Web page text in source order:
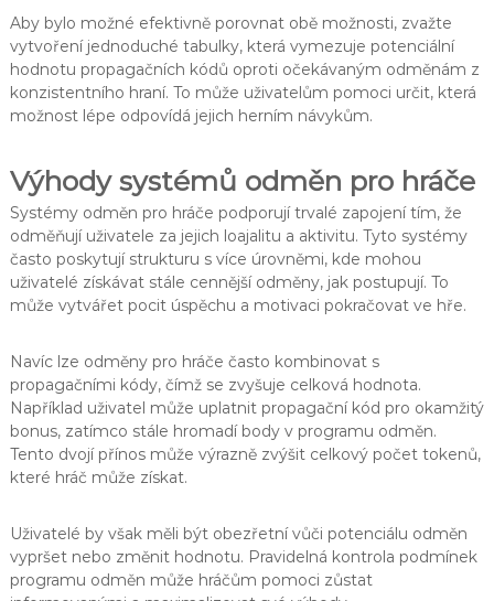
Aby bylo možné efektivně porovnat obě možnosti, zvažte
vytvoření jednoduché tabulky, která vymezuje potenciální
hodnotu propagačních kódů oproti očekávaným odměnám z
konzistentního hraní. To může uživatelům pomoci určit, která
možnost lépe odpovídá jejich herním návykům.
Výhody systémů odměn pro hráče
Systémy odměn pro hráče podporují trvalé zapojení tím, že
odměňují uživatele za jejich loajalitu a aktivitu. Tyto systémy
často poskytují strukturu s více úrovněmi, kde mohou
uživatelé získávat stále cennější odměny, jak postupují. To
může vytvářet pocit úspěchu a motivaci pokračovat ve hře.
Navíc lze odměny pro hráče často kombinovat s
propagačními kódy, čímž se zvyšuje celková hodnota.
Například uživatel může uplatnit propagační kód pro okamžitý
bonus, zatímco stále hromadí body v programu odměn.
Tento dvojí přínos může výrazně zvýšit celkový počet tokenů,
které hráč může získat.
Uživatelé by však měli být obezřetní vůči potenciálu odměn
vypršet nebo změnit hodnotu. Pravidelná kontrola podmínek
programu odměn může hráčům pomoci zůstat